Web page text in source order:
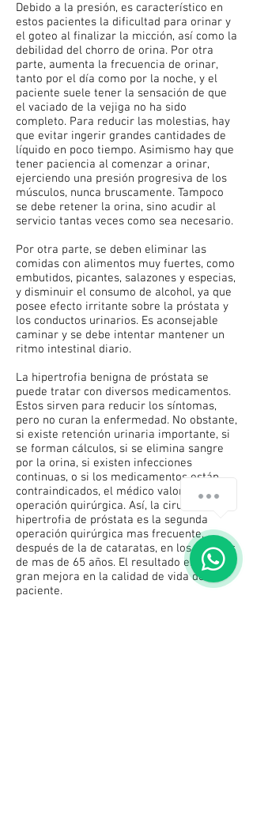
Debido a la presión, es característico en
estos pacientes la dificultad para orinar y
el goteo al finalizar la micción, así como la
debilidad del chorro de orina. Por otra
parte, aumenta la frecuencia de orinar,
tanto por el día como por la noche, y el
paciente suele tener la sensación de que
el vaciado de la vejiga no ha sido
completo. Para reducir las molestias, hay
que evitar ingerir grandes cantidades de
líquido en poco tiempo. Asimismo hay que
tener paciencia al comenzar a orinar,
ejerciendo una presión progresiva de los
músculos, nunca bruscamente. Tampoco
se debe retener la orina, sino acudir al
servicio tantas veces como sea necesario.
Por otra parte, se deben eliminar las
comidas con alimentos muy fuertes, como
embutidos, picantes, salazones y especias,
y disminuir el consumo de alcohol, ya que
posee efecto irritante sobre la próstata y
los conductos urinarios. Es aconsejable
caminar y se debe intentar mantener un
ritmo intestinal diario.
La hipertrofia benigna de próstata se
puede tratar con diversos medicamentos.
Estos sirven para reducir los síntomas,
pero no curan la enfermedad. No obstante,
si existe retención urinaria importante, si
se forman cálculos, si se elimina sangre
por la orina, si existen infecciones
continuas, o si los medicamentos están
contraindicados, el médico valorará la
operación quirúrgica. Así, la cirugía por
hipertrofia de próstata es la segunda
operación quirúrgica mas frecuente,
después de la de cataratas, en los varones
de mas de 65 años. El resultado es una
gran mejora en la calidad de vida del
paciente.